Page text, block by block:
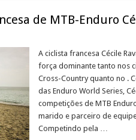
de MTB-Enduro
A ciclista francesa Cécile
força dominante tanto nos
Cross-Country quanto no .
das Enduro World Series,
competições de MTB
marido e parceiro de
Competindo pela …